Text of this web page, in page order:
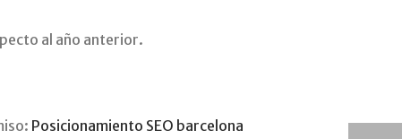
al año anterior.
Posicionamiento SEO barcelona